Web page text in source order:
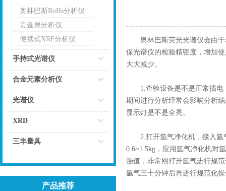
点击
奥林巴斯RoHs分析仪
贵金属分析仪
便携式XRF分析仪
手持式光谱仪
合金元素分析仪
光谱仪
XRD
三丰量具
产品推荐
奥林巴斯荧光光谱仪会由于
保光谱仪的检验精密度，增加
大大减少。
1.查验设备是不是正常插电
期间进行分析经常会影响分析
显示灯是不是全亮。
2.打开氩气净化机，接入氩气
0.6~1.5kg，应用氩气净化机对
强值，非常刚打开氩气进行规
氩气三十分钟后再进行规范化